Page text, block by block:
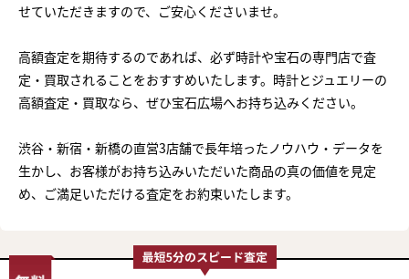
せていただきますので、ご安心くださいませ。
高額査定を期待するのであれば、必ず時計や宝石の専門店で査
定・買取されることをおすすめいたします。時計とジュエリーの
高額査定・買取なら、ぜひ宝石広場へお持ち込みください。
渋谷・新宿・新橋の直営3店舗で長年培ったノウハウ・データを
生かし、お客様がお持ち込みいただいた商品の真の価値を見定
め、ご満足いただける査定をお約束いたします。